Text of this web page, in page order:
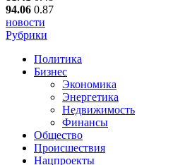
94.06 0.87
новости
Рубрики
Политика
Бизнес
Экономика
Энергетика
Недвижимость
Финансы
Общество
Происшествия
Нацпроекты